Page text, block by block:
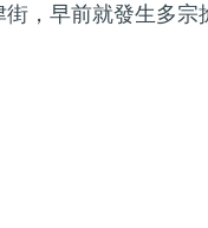
，早前就發生多宗